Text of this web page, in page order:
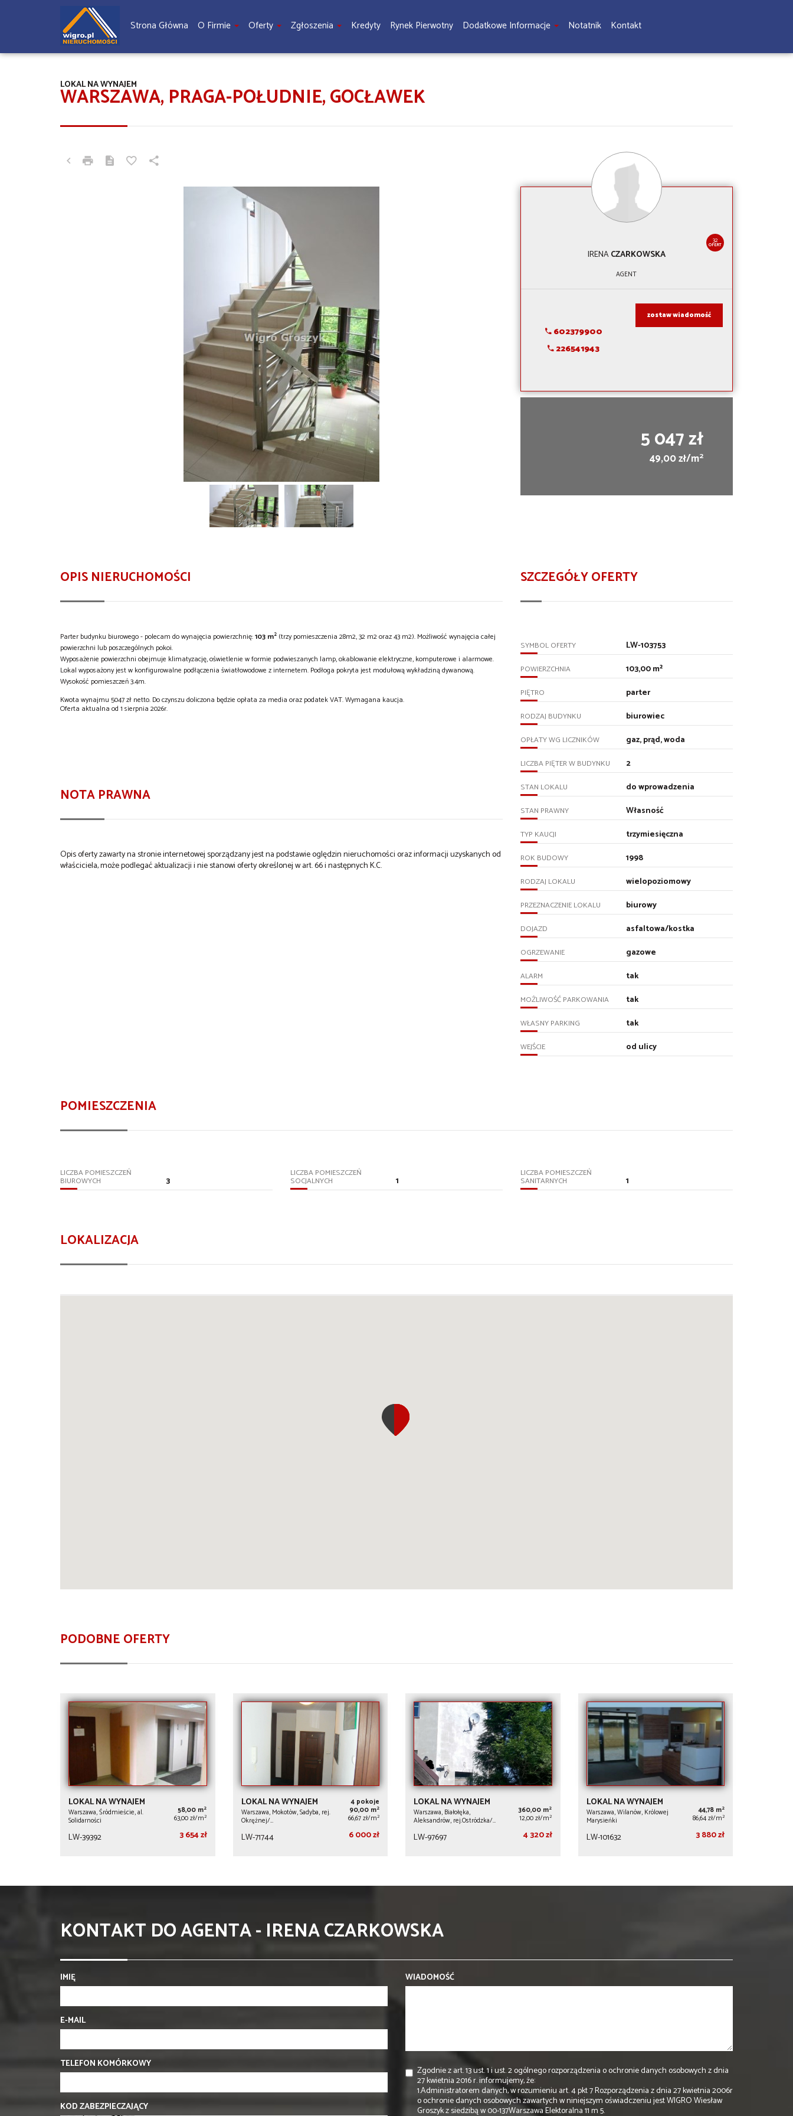
Strona Główna O Firmie Oferty Zgłoszenia Kredyty Rynek Pierwotny Dodatkowe Informacje Notatnik Kontakt
WARSZAWA, PRAGA-POŁUDNIE, GOCŁAWEK
LOKAL NA WYNAJEM
32
OFERT
IRENACZARKOWSKA
AGENT
602379900
226541943
zostaw wiadomość
5 047 zł
49,00 zł/m2
OPIS NIERUCHOMOŚCI
Parter budynku biurowego - polecam do wynajęcia powierzchnię:103 m2 (trzy pomieszczenia 28m2, 32 m2 oraz 43 m2). Możliwość wynajęcia całej
powierzchni lub poszczególnych pokoi.
Wyposażenie powierzchni obejmuje klimatyzację, oświetlenie w formie podwieszanych lamp, okablowanie elektryczne, komputerowe i alarmowe.
Lokal wyposażony jest w konfigurowalne podłączenia światłowodowe z internetem. Podłoga pokryta jest modułową wykładziną dywanową.
Wysokość pomieszczeń 3.4m.
Kwota wynajmu 5047 zł netto. Do czynszu doliczona będzie opłata za media oraz podatek VAT. Wymagana kaucja.
Oferta aktualna od 1 sierpnia 2026r.
NOTA PRAWNA
Opis oferty zawarty na stronie internetowej sporządzany jest na podstawie oględzin nieruchomości oraz informacji uzyskanych od
właściciela, może podlegać aktualizacji i nie stanowi oferty określonej w art. 66 i następnych K.C.
SZCZEGÓŁY OFERTY
SYMBOL OFERTY LW-103753
POWIERZCHNIA 103,00 m²
PIĘTRO parter
RODZAJ BUDYNKU biurowiec
OPŁATY WG LICZNIKÓW gaz, prąd, woda
LICZBA PIĘTER W BUDYNKU 2
STAN LOKALU do wprowadzenia
STAN PRAWNY Własność
TYP KAUCJI trzymiesięczna
ROK BUDOWY 1998
RODZAJ LOKALU wielopoziomowy
PRZEZNACZENIE LOKALU biurowy
DOJAZD asfaltowa/kostka
OGRZEWANIE gazowe
ALARM tak
MOŻLIWOŚĆ PARKOWANIA tak
WŁASNY PARKING tak
WEJŚCIE od ulicy
POMIESZCZENIA
LICZBA POMIESZCZEŃ
BIUROWYCH 3
LICZBA POMIESZCZEŃ
SOCJALNYCH 1
LICZBA POMIESZCZEŃ
SANITARNYCH 1
LOKALIZACJA
PODOBNE OFERTY
LOKAL NA WYNAJEM
Warszawa, Śródmieście, al.
Solidarności
58,00 m2
63,00 zł/m2
LW-39392 3 654 zł
LOKAL NA WYNAJEM
Warszawa, Mokotów, Sadyba, rej.
Okrężnej/…
4 pokoje
90,00 m2
66,67 zł/m2
LW-71744 6 000 zł
LOKAL NA WYNAJEM
Warszawa, Białołęka,
Aleksandrów, rej.Ostródzka/…
360,00 m2
12,00 zł/m2
LW-97697 4 320 zł
LOKAL NA WYNAJEM
Warszawa, Wilanów, Królowej
Marysieńki
44,78 m2
86,64 zł/m2
LW-101632 3 880 zł
KONTAKT DO AGENTA - IRENA CZARKOWSKA
IMIĘ
E-MAIL
TELEFON KOMÓRKOWY
KOD ZABEZPIECZAJĄCY
WIADOMOŚĆ
Zgodnie z art. 13 ust. 1 i ust. 2 ogólnego rozporządzenia o ochronie danych osobowych z dnia
27 kwietnia 2016 r. informujemy, że:
1.Administratorem danych, w rozumieniu art. 4 pkt 7 Rozporządzenia z dnia 27 kwietnia 2006r
o ochronie danych osobowych zawartych w niniejszym oświadczeniu jest WIGRO Wiesław
Groszyk z siedzibą w 00-137Warszawa Elektoralna 11 m 5.